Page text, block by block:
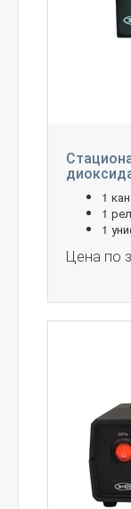
1
1
1
Цена по